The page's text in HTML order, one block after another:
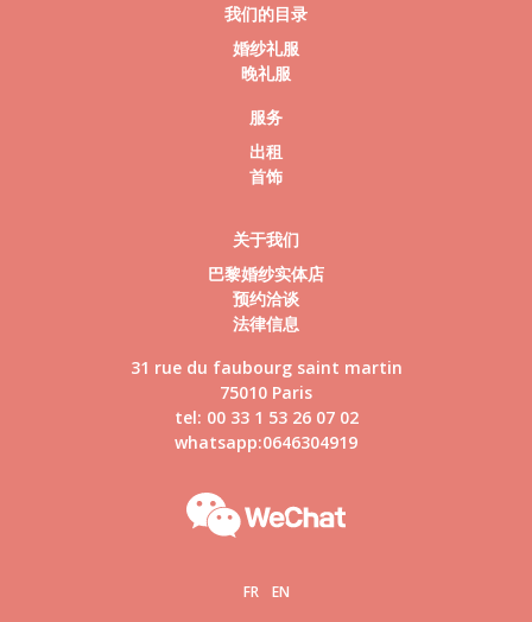
我们的目录
婚纱礼服
晚礼服
服务
出租
首饰
关于我们
巴黎婚纱实体店
预约洽谈
法律信息
31 rue du faubourg saint martin
75010 Paris
tel: 00 33 1 53 26 07 02
whatsapp:0646304919
FR EN